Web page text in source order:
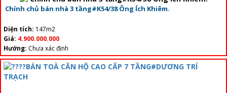
Chính chủ bán nhà 3 tầng#K54/38 Ông Ích Khiêm.
Diện tích: 147m2
Giá: 4.900.000.000
Hướng: Chưa xác định